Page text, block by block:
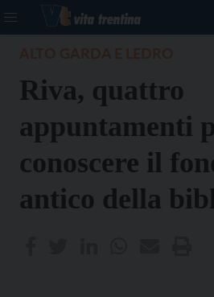
Riva, quattro
appuntamenti
conoscere il
antico della